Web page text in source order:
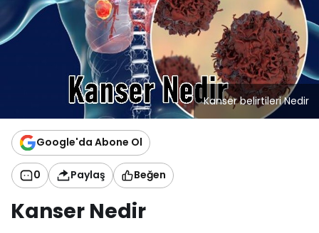
Kanser belirtileri Nedir
Google'da Abone Ol
0 Paylaş Beğen
Kanser Nedir